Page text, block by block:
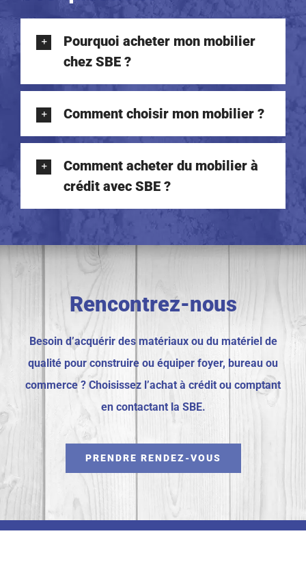
Pourquoi acheter mon mobilier
chez SBE ?
Comment choisir mon mobilier ?
Comment acheter du mobilier à
crédit avec SBE ?
Rencontrez-nous
Besoin d’acquérir des matériaux ou du matériel de
qualité pour construire ou équiper foyer, bureau ou
commerce ? Choisissez l’achat à crédit ou comptant
en contactant la SBE.
PRENDRE RENDEZ-VOUS